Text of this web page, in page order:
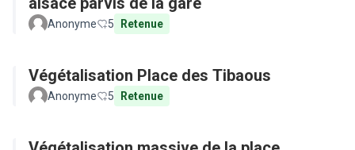
Anonyme 5 Retenue
Végétalisation Place des Tibaous
Anonyme 5 Retenue